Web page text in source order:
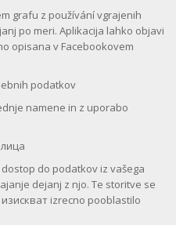
grafu z používání vgrajenih
po meri. Aplikacija lahko objavi
opisana v Facebookovem
podatkov
namene in z uporabo
do podatkov iz vašega
dejanj z njo. Te storitve se
izrecno pooblastilo